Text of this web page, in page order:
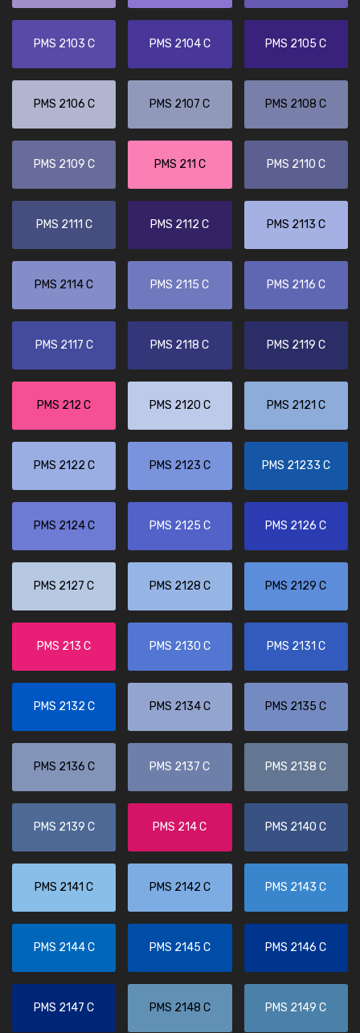
PMS 2103 C PMS 2104 C PMS 2105 C
PMS 2106 C PMS 2107 C PMS 2108 C
PMS 2109 C PMS 211 C PMS 2110 C
PMS 2111 C PMS 2112 C PMS 2113 C
PMS 2114 C PMS 2115 C PMS 2116 C
PMS 2117 C PMS 2118 C PMS 2119 C
PMS 212 C PMS 2120 C PMS 2121 C
PMS 2122 C PMS 2123 C PMS 21233 C
PMS 2124 C PMS 2125 C PMS 2126 C
PMS 2127 C PMS 2128 C PMS 2129 C
PMS 213 C PMS 2130 C PMS 2131 C
PMS 2132 C PMS 2134 C PMS 2135 C
PMS 2136 C PMS 2137 C PMS 2138 C
PMS 2139 C PMS 214 C PMS 2140 C
PMS 2141 C PMS 2142 C PMS 2143 C
PMS 2144 C PMS 2145 C PMS 2146 C
PMS 2147 C PMS 2148 C PMS 2149 C